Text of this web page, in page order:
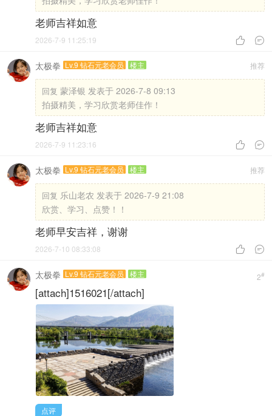
老师吉祥如意
 
2026-7-9 11:25:19
推荐
太极拳 Lv.9 钻石元老会员 楼主
回复 蒙泽银 发表于 2026-7-8 09:13
拍摄精美，学习欣赏老师佳作！
老师吉祥如意
 
2026-7-9 11:23:16
推荐
太极拳 Lv.9 钻石元老会员 楼主
回复 乐山老农 发表于 2026-7-9 21:08
欣赏、学习、点赞！！
老师早安吉祥，谢谢
 
2026-7-10 08:33:08
2#
太极拳 Lv.9 钻石元老会员 楼主
[attach]1516021[/attach]
点评